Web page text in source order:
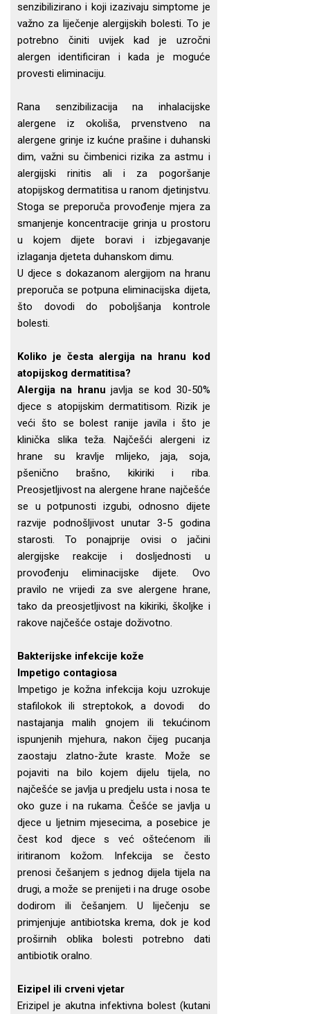
senzibilizirano i koji izazivaju simptome je
važno za liječenje alergijskih bolesti. To je
potrebno činiti uvijek kad je uzročni
alergen identificiran i kada je moguće
provesti eliminaciju.
Rana senzibilizacija na inhalacijske
alergene iz okoliša, prvenstveno na
alergene grinje iz kućne prašine i duhanski
dim, važni su čimbenici rizika za astmu i
alergijski rinitis ali i za pogoršanje
atopijskog dermatitisa u ranom djetinjstvu.
Stoga se preporuča provođenje mjera za
smanjenje koncentracije grinja u prostoru
u kojem dijete boravi i izbjegavanje
izlaganja djeteta duhanskom dimu.
U djece s dokazanom alergijom na hranu
preporuča se potpuna eliminacijska dijeta,
što dovodi do poboljšanja kontrole
bolesti.
Koliko je česta alergija na hranu kod
atopijskog dermatitisa?
Alergija na hranu javlja se kod 30-50%
djece s atopijskim dermatitisom. Rizik je
veći što se bolest ranije javila i što je
klinička slika teža. Najčešći alergeni iz
hrane su kravlje mlijeko, jaja, soja,
pšenično brašno, kikiriki i riba.
Preosjetljivost na alergene hrane najčešće
se u potpunosti izgubi, odnosno dijete
razvije podnošljivost unutar 3-5 godina
starosti. To ponajprije ovisi o jačini
alergijske reakcije i dosljednosti u
provođenju eliminacijske dijete. Ovo
pravilo ne vrijedi za sve alergene hrane,
tako da preosjetljivost na kikiriki, školjke i
rakove najčešće ostaje doživotno.
Bakterijske infekcije kože
Impetigo contagiosa
Impetigo je kožna infekcija koju uzrokuje
stafilokok ili streptokok, a dovodi do
nastajanja malih gnojem ili tekućinom
ispunjenih mjehura, nakon čijeg pucanja
zaostaju zlatno-žute kraste. Može se
pojaviti na bilo kojem dijelu tijela, no
najčešće se javlja u predjelu usta i nosa te
oko guze i na rukama. Češće se javlja u
djece u ljetnim mjesecima, a posebice je
čest kod djece s već oštećenom ili
iritiranom kožom. Infekcija se često
prenosi češanjem s jednog dijela tijela na
drugi, a može se prenijeti i na druge osobe
dodirom ili češanjem. U liječenju se
primjenjuje antibiotska krema, dok je kod
proširnih oblika bolesti potrebno dati
antibiotik oralno.
Eizipel ili crveni vjetar
Erizipel je akutna infektivna bolest (kutani